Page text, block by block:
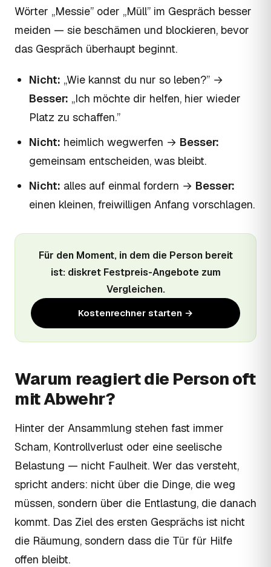
Wörter „Messie” oder „Müll” im Gespräch besser
meiden — sie beschämen und blockieren, bevor
das Gespräch überhaupt beginnt.
Nicht: „Wie kannst du nur so leben?” →
Besser: „Ich möchte dir helfen, hier wieder
Platz zu schaffen.”
Nicht: heimlich wegwerfen → Besser:
gemeinsam entscheiden, was bleibt.
Nicht: alles auf einmal fordern → Besser:
einen kleinen, freiwilligen Anfang vorschlagen.
Für den Moment, in dem die Person bereit
ist: diskret Festpreis-Angebote zum
Vergleichen.
Kostenrechner starten →
Warum reagiert die Person oft
mit Abwehr?
Hinter der Ansammlung stehen fast immer
Scham, Kontrollverlust oder eine seelische
Belastung — nicht Faulheit. Wer das versteht,
spricht anders: nicht über die Dinge, die weg
müssen, sondern über die Entlastung, die danach
kommt. Das Ziel des ersten Gesprächs ist nicht
die Räumung, sondern dass die Tür für Hilfe
offen bleibt.